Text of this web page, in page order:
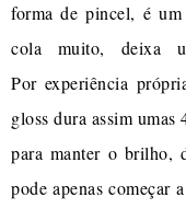
forma de pincel, é
cola muito, deixa
Por experiência
gloss dura assim umas
para manter o brilho,
pode apenas começar